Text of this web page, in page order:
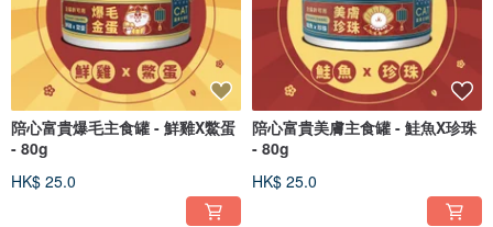
陪心富貴爆毛主食罐 - 鮮雞X鱉蛋
- 80g
HK$ 25.0
陪心富貴美膚主食罐 - 鮭魚X珍珠
- 80g
HK$ 25.0